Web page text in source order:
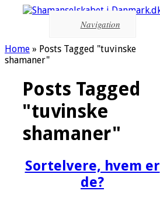
Navigation
Home » Posts Tagged "tuvinske
shamaner"
Posts Tagged
"tuvinske
shamaner"
Sortelvere, hvem er
de?